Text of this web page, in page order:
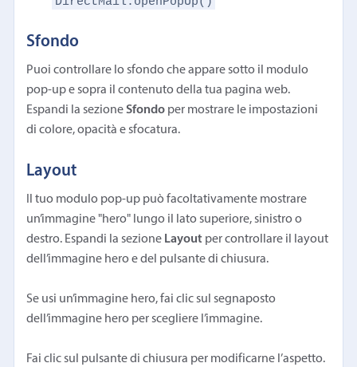
Sfondo
Puoi controllare lo sfondo che appare sotto il modulo
pop-up e sopra il contenuto della tua pagina web.
Espandi la sezione Sfondo per mostrare le impostazioni
di colore, opacità e sfocatura.
Layout
Il tuo modulo pop-up può facoltativamente mostrare
un’immagine "hero" lungo il lato superiore, sinistro o
destro. Espandi la sezione Layout per controllare il layout
dell’immagine hero e del pulsante di chiusura.
Se usi un’immagine hero, fai clic sul segnaposto
dell’immagine hero per scegliere l’immagine.
Fai clic sul pulsante di chiusura per modificarne l’aspetto.